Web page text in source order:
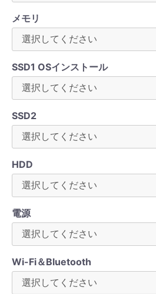
メモリ
SSD1 OSインストール
SSD2
HDD
電源
Wi-Fi＆Bluetooth